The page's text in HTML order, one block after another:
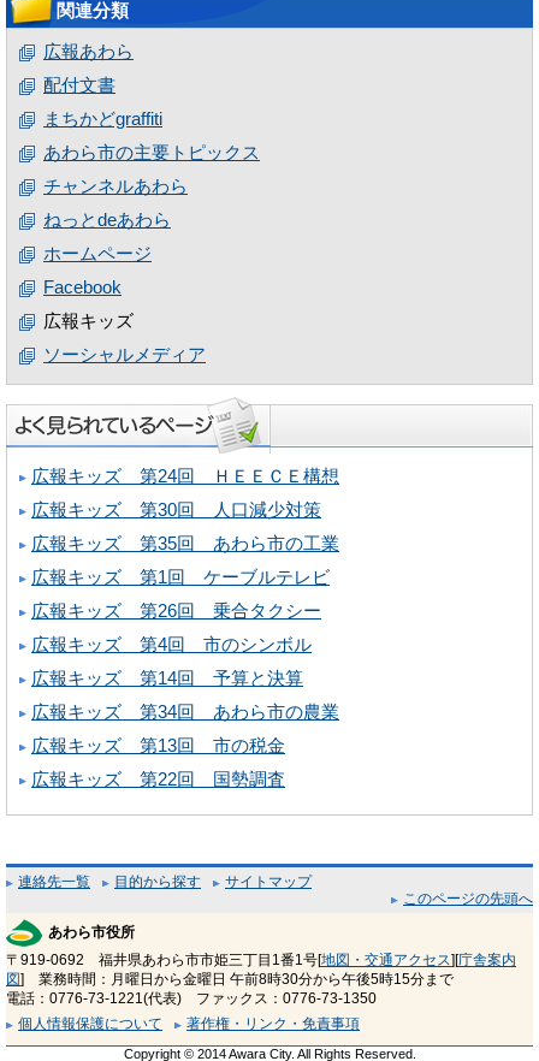
関連分類
広報あわら
配付文書
まちかどgraffiti
あわら市の主要トピックス
チャンネルあわら
ねっとdeあわら
ホームページ
Facebook
広報キッズ
ソーシャルメディア
広報キッズ 第24回 ＨＥＥＣＥ構想
広報キッズ 第30回 人口減少対策
広報キッズ 第35回 あわら市の工業
広報キッズ 第1回 ケーブルテレビ
広報キッズ 第26回 乗合タクシー
広報キッズ 第4回 市のシンボル
広報キッズ 第14回 予算と決算
広報キッズ 第34回 あわら市の農業
広報キッズ 第13回 市の税金
広報キッズ 第22回 国勢調査
連絡先一覧 目的から探す
サイトマップ
このページの先頭へ
あわら市役所
〒919-0692 福井県あわら市市姫三丁目1番1号[地図・交通アクセス][庁舎案内
図] 業務時間：月曜日から金曜日 午前8時30分から午後5時15分まで
電話：0776-73-1221(代表) ファックス：0776-73-1350
個人情報保護について
著作権・リンク・免責事項
Copyright © 2014 Awara City. All Rights Reserved.